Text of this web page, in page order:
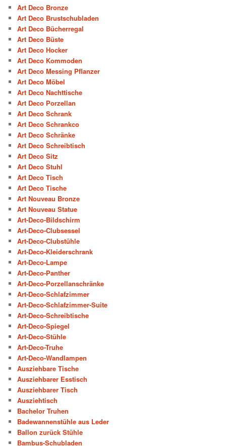
Art Deco Bronze
Art Deco Brustschubladen
Art Deco Bücherregal
Art Deco Büste
Art Deco Hocker
Art Deco Kommoden
Art Deco Messing Pflanzer
Art Deco Möbel
Art Deco Nachttische
Art Deco Porzellan
Art Deco Schrank
Art Deco Schrankco
Art Deco Schränke
Art Deco Schreibtisch
Art Deco Sitz
Art Deco Stuhl
Art Deco Tisch
Art Deco Tische
Art Nouveau Bronze
Art Nouveau Statue
Art-Deco-Bildschirm
Art-Deco-Clubsessel
Art-Deco-Clubstühle
Art-Deco-Kleiderschrank
Art-Deco-Lampe
Art-Deco-Panther
Art-Deco-Porzellanschränke
Art-Deco-Schlafzimmer
Art-Deco-Schlafzimmer-Suite
Art-Deco-Schreibtische
Art-Deco-Spiegel
Art-Deco-Stühle
Art-Deco-Truhe
Art-Deco-Wandlampen
Ausziehbare Tische
Ausziehbarer Esstisch
Ausziehbarer Tisch
Ausziehtisch
Bachelor Truhen
Badewannenstühle aus Leder
Ballon zurück Stühle
Bambus-Schubladen